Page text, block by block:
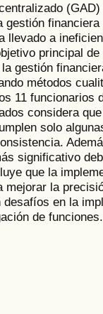
llevado a
principal
gestión
métodos
11 funcionarios
considera
solo
significativo
que la
mejorar la
en la
de funciones.